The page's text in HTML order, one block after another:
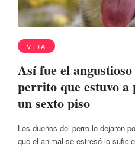
VIDA
Así fue el
perrito que estuvo a
un sexto piso
Los dueños del perro lo dejaron
que el animal se estresó lo